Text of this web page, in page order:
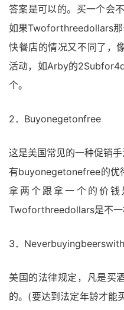
答案是可以的。买一个会
如果Twoforthreedollars那
快餐店的情况又不同了，
活动，如Arby的
个。
2．Buyonegetonfree
这是美国常见的一种促销
有buyonegetonefree的优
拿两个跟拿一个的价
Twoforthreedollars是不一
3．
美国的法律规定，凡是买
的。(要达到法定年龄才能